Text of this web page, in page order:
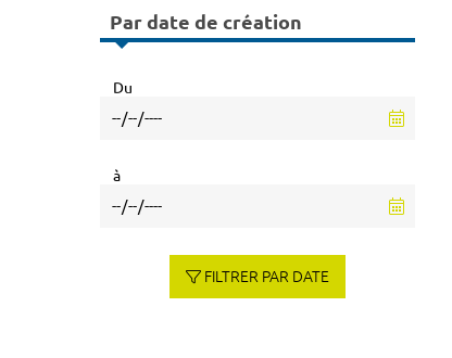
Par date de création
Du
à
FILTRER PAR DATE